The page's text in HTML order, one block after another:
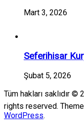
Mart 3, 2026
Seferihisar
Şubat 5, 2026
Tüm hakları saklıdır ©
rights reserved. Theme
WordPress.